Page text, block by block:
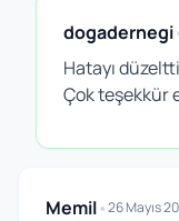
dogadernegi
Hatayı
Çok teşekkür
Memil•26 Mayıs